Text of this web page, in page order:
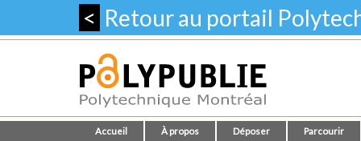
< Retour au portail
Accueil À propos Déposer Parcourir